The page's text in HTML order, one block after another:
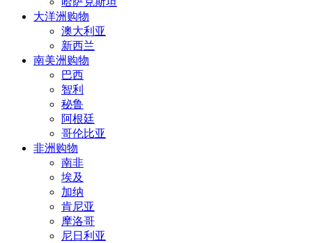
大洋洲购物
澳大利亚
新西兰
南美洲购物
巴西
智利
秘鲁
阿根廷
哥伦比亚
非洲购物
南非
埃及
加纳
肯尼亚
摩洛哥
尼日利亚